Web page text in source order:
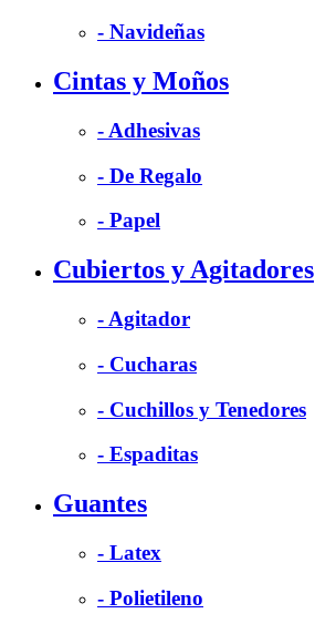
- Navideñas
Cintas y Moños
- Adhesivas
- De Regalo
- Papel
Cubiertos y Agitadores
- Agitador
- Cucharas
- Cuchillos y Tenedores
- Espaditas
Guantes
- Latex
- Polietileno